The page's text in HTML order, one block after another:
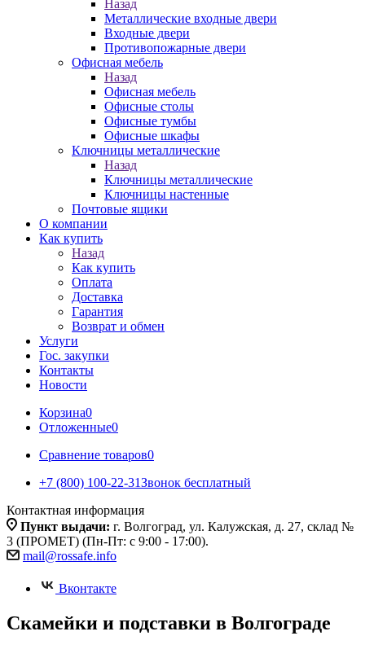
Назад
Металлические входные двери
Входные двери
Противопожарные двери
Офисная мебель
Назад
Офисная мебель
Офисные столы
Офисные тумбы
Офисные шкафы
Ключницы металлические
Назад
Ключницы металлические
Ключницы настенные
Почтовые ящики
О компании
Как купить
Назад
Как купить
Оплата
Доставка
Гарантия
Возврат и обмен
Услуги
Гос. закупки
Контакты
Новости
Корзина0
Отложенные0
Сравнение товаров0
+7 (800) 100-22-31Звонок бесплатный
Контактная информация
Пункт выдачи: г. Волгоград, ул. Калужская, д. 27, склад №
3 (ПРОМЕТ) (Пн-Пт: с 9:00 - 17:00).
mail@rossafe.info
Вконтакте
Скамейки и подставки в Волгограде